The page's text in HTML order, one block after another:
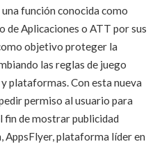
función conocida como
de Aplicaciones o ATT por sus
objetivo proteger la
las reglas de juego
plataformas. Con esta nueva
permiso al usuario para
fin de mostrar publicidad
AppsFlyer, plataforma líder en